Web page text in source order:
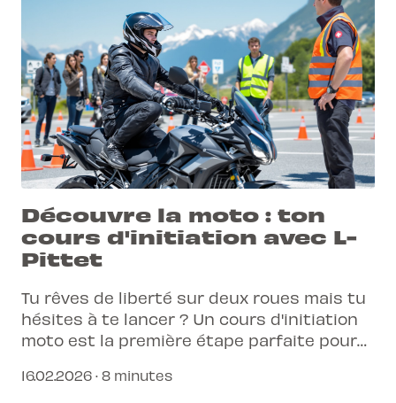
Découvre la moto : ton
cours d'initiation avec L-
Pittet
Tu rêves de liberté sur deux roues mais tu
hésites à te lancer ? Un cours d'initiation
moto est la première étape parfaite pour
16.02.2026 · 8 minutes